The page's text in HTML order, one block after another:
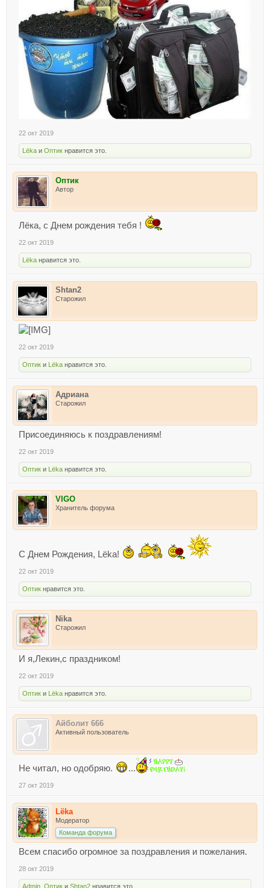
22 окт 2019
Lёka и Оптик нравится это.
Оптик
Автор
Лёка, с Днем рождения тебя !
22 окт 2019
Lёka нравится это.
Shtan2
Старожил
22 окт 2019
Оптик и Lёka нравится это.
Адриана
Старожил
Присоединяюсь к поздравлениям!
22 окт 2019
Оптик и Lёka нравится это.
VIGO
Хранитель форума
С Днем Рождения, Lёka!
22 окт 2019
Оптик нравится это.
Nika
Старожил
И я,Лекин,с праздником!
22 окт 2019
Оптик и Lёka нравится это.
Айболит 666
Активный пользователь
Не читал, но одобряю. ...
27 окт 2019
Lёka
Модератор
Команда форума
Всем спасибо огромное за поздравления и пожелания.
28 окт 2019
Admin Оптик и Shtan2 нравится это.